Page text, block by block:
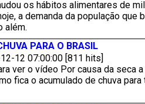
os hábitos alimentares de
a demanda da população
além.
PARA O BRASIL
12 07:00:00 [811 hits]
ver o vídeo Por causa da seca
fica o acumulado de chuva